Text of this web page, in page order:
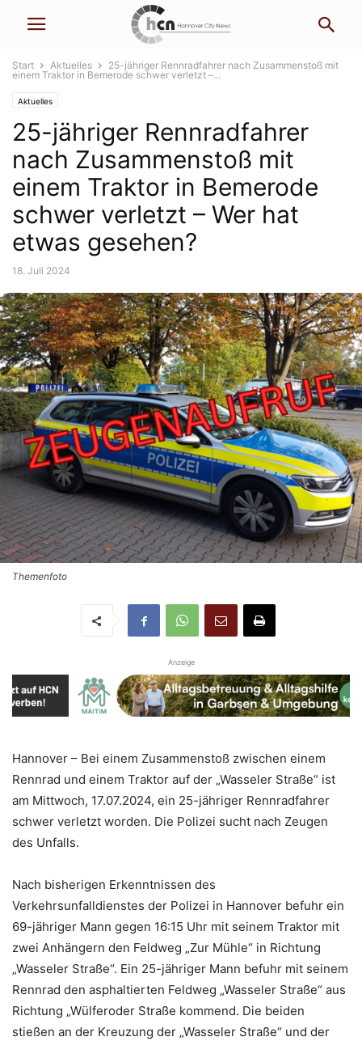
Start Aktuelles
25-jähriger Rennradfahrer nach Zusammenstoß mit
einem Traktor in Bemerode schwer verletzt –...
Aktuelles
25-jähriger Rennradfahrer
nach Zusammenstoß mit
einem Traktor in Bemerode
schwer verletzt – Wer hat
etwas gesehen?
18. Juli 2024
Themenfoto
Anzeige
Hannover – Bei einem Zusammenstoß zwischen einem
Rennrad und einem Traktor auf der „Wasseler Straße“ ist
am Mittwoch, 17.07.2024, ein 25-jähriger Rennradfahrer
schwer verletzt worden. Die Polizei sucht nach Zeugen
des Unfalls.
Nach bisherigen Erkenntnissen des
Verkehrsunfalldienstes der Polizei in Hannover befuhr ein
69-jähriger Mann gegen 16:15 Uhr mit seinem Traktor mit
zwei Anhängern den Feldweg „Zur Mühle“ in Richtung
„Wasseler Straße“. Ein 25-jähriger Mann befuhr mit seinem
Rennrad den asphaltierten Feldweg „Wasseler Straße“ aus
Richtung „Wülferoder Straße kommend. Die beiden
stießen an der Kreuzung der „Wasseler Straße“ und der